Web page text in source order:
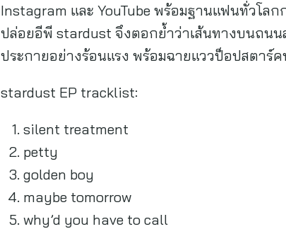
Instagram และ YouTube พร้อมฐานแฟนทั่วโล
ปล่อยอีพี stardust จึงตอกย้ำว่าเส้นทางบนถนน
ประกายอย่างร้อนแรง พร้อมฉายแววป็อปสตาร์
stardust EP tracklist:
silent treatment
petty
golden boy
maybe tomorrow
why’d you have to call